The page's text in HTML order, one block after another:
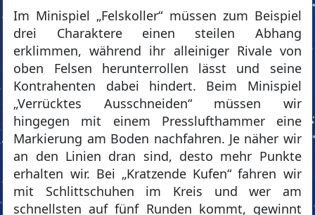
Im Minispiel „Felskoller“ müssen zum Beispiel
drei Charaktere einen steilen Abhang
erklimmen, während ihr alleiniger Rivale von
oben Felsen herunterrollen lässt und seine
Kontrahenten dabei hindert. Beim Minispiel
„Verrücktes Ausschneiden“ müssen wir
hingegen mit einem Presslufthammer eine
Markierung am Boden nachfahren. Je näher wir
an den Linien dran sind, desto mehr Punkte
erhalten wir. Bei „Kratzende Kufen“ fahren wir
mit Schlittschuhen im Kreis und wer am
schnellsten auf fünf Runden kommt, gewinnt